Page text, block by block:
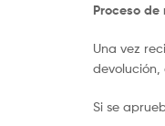
Proceso de
Una vez
devolución,
Si se